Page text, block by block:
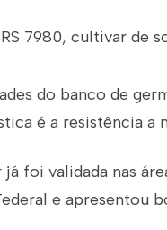
7980, cultivar de
do banco de
é a resistência a
foi validada nas
e apresentou